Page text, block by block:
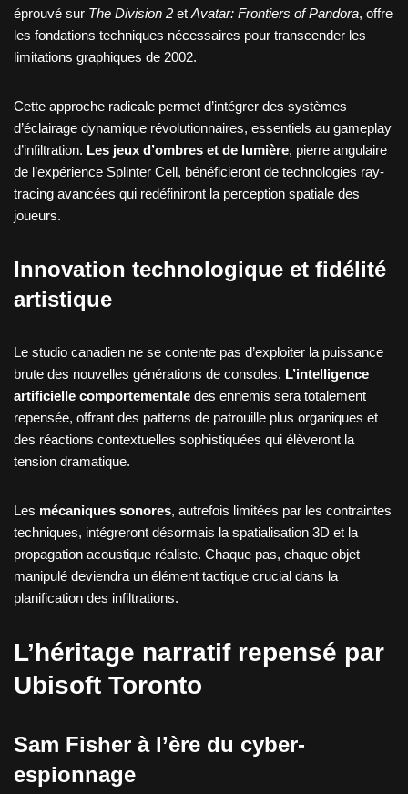
éprouvé sur The Division 2 et Avatar: Frontiers of Pandora, offre
les fondations techniques nécessaires pour transcender les
limitations graphiques de 2002.
Cette approche radicale permet d’intégrer des systèmes
d’éclairage dynamique révolutionnaires, essentiels au gameplay
d’infiltration. Les jeux d’ombres et de lumière, pierre angulaire
de l’expérience Splinter Cell, bénéficieront de technologies ray-
tracing avancées qui redéfiniront la perception spatiale des
joueurs.
Innovation technologique et fidélité
artistique
Le studio canadien ne se contente pas d’exploiter la puissance
brute des nouvelles générations de consoles. L’intelligence
artificielle comportementale des ennemis sera totalement
repensée, offrant des patterns de patrouille plus organiques et
des réactions contextuelles sophistiquées qui élèveront la
tension dramatique.
Les mécaniques sonores, autrefois limitées par les contraintes
techniques, intégreront désormais la spatialisation 3D et la
propagation acoustique réaliste. Chaque pas, chaque objet
manipulé deviendra un élément tactique crucial dans la
planification des infiltrations.
L’héritage narratif repensé par
Ubisoft Toronto
Sam Fisher à l’ère du cyber-
espionnage